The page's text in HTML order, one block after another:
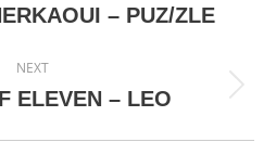
Previous
– PUZ/ZLE
NEXT
Next
ELEVEN – LEO